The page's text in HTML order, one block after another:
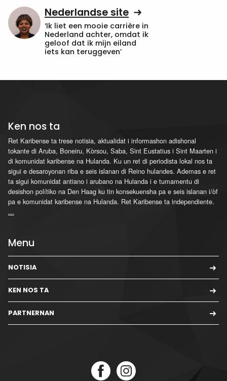
Nederlandse site
‘Ik liet een mooie carrière in
Nederland achter, omdat ik
geloof dat ik mijn eiland
iets kan teruggeven’
Ken nos ta
Ret Karibense ta trese notisia, aktualidat i informashon adishonal
tokante di Aruba, Boneiru, Kòrsou, Saba, Sint Eustatius i Sint Maarten i
di komunidat karibense na Hulanda. Ku un ret di periodista lokal nos ta
sigui e desaroyonan riba e seis islanan di Reino hulandes. Ademas e ret
ta sigui komunidat antiano i arubano na Hulanda i e tumamentu di
desishon polítiko na Den Haag ku tin konsekuensha pa e seis islanan i/òf
pa e komunidat karibense na Hulanda. Ret Karibense ta independiente.
...
Menu
NOTISIA
KEN NOS TA
PARTNERNAN